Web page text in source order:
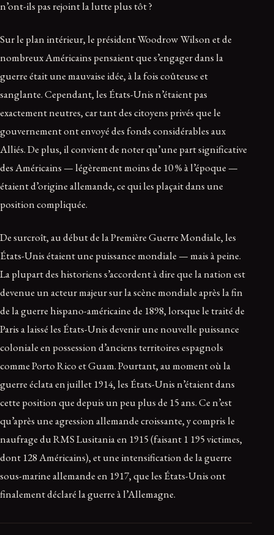
n’ont-ils pas rejoint la lutte plus tôt ?
Sur le plan intérieur, le président Woodrow Wilson et de
nombreux Américains pensaient que s’engager dans la
guerre était une mauvaise idée, à la fois coûteuse et
sanglante. Cependant, les États-Unis n’étaient pas
exactement neutres, car tant des citoyens privés que le
gouvernement ont envoyé des fonds considérables aux
Alliés. De plus, il convient de noter qu’une part significative
des Américains — légèrement moins de 10 % à l’époque —
étaient d’origine allemande, ce qui les plaçait dans une
position compliquée.
De surcroît, au début de la Première Guerre Mondiale, les
États-Unis étaient une puissance mondiale — mais à peine.
La plupart des historiens s’accordent à dire que la nation est
devenue un acteur majeur sur la scène mondiale après la fin
de la guerre hispano-américaine de 1898, lorsque le traité de
Paris a laissé les États-Unis devenir une nouvelle puissance
coloniale en possession d’anciens territoires espagnols
comme Porto Rico et Guam. Pourtant, au moment où la
guerre éclata en juillet 1914, les États-Unis n’étaient dans
cette position que depuis un peu plus de 15 ans. Ce n’est
qu’après une agression allemande croissante, y compris le
naufrage du RMS Lusitania en 1915 (faisant 1 195 victimes,
dont 128 Américains), et une intensification de la guerre
sous-marine allemande en 1917, que les États-Unis ont
finalement déclaré la guerre à l’Allemagne.